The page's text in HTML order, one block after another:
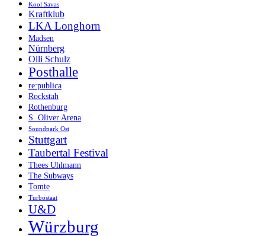
Kool Savas
Kraftklub
LKA Longhorn
Madsen
Nürnberg
Olli Schulz
Posthalle
re:publica
Rockstah
Rothenburg
S. Oliver Arena
Soundpark Ost
Stuttgart
Taubertal Festival
Thees Uhlmann
The Subways
Tomte
Turbostaat
U&D
Würzburg